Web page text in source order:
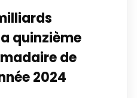
quinzième
de
2024